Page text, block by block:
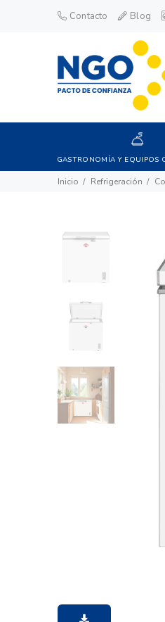
Contacto Blog
GASTRONOMÍA Y EQUIPOS
Inicio Refrigeración